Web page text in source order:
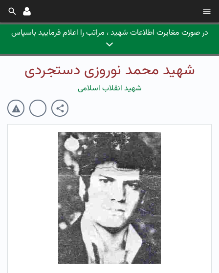
در صورت مغایرت اطلاعات شهید ، مراتب را اعلام فرمایید باسپاس
شهید محمد نوروزی دستجردی
شهید انقلاب اسلامی